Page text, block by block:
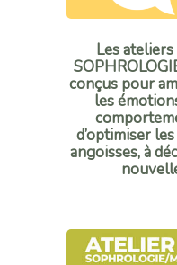
CONTACT
Les ateliers
conçus pour
les
d’optimiser
angoisses, à